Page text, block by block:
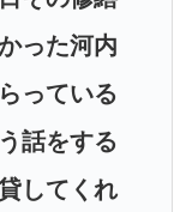
った河内
っている
話をする
してくれ